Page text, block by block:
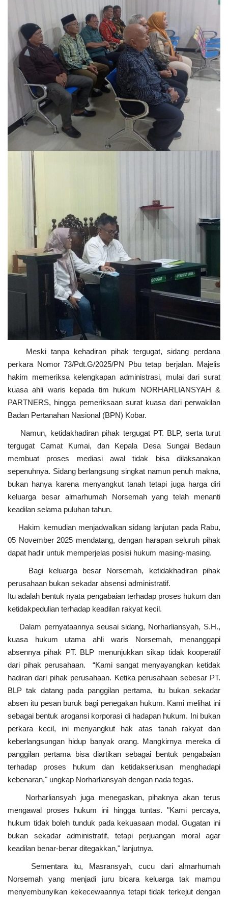
Meski tanpa kehadiran pihak tergugat, sidang perdana
perkara Nomor 73/Pdt.G/2025/PN Pbu tetap berjalan. Majelis
hakim memeriksa kelengkapan administrasi, mulai dari surat
kuasa ahli waris kepada tim hukum NORHARLIANSYAH &
PARTNERS, hingga pemeriksaan surat kuasa dari perwakilan
Badan Pertanahan Nasional (BPN) Kobar.
Namun, ketidakhadiran pihak tergugat PT. BLP, serta turut
tergugat Camat Kumai, dan Kepala Desa Sungai Bedaun
membuat proses mediasi awal tidak bisa dilaksanakan
sepenuhnya. Sidang berlangsung singkat namun penuh makna,
bukan hanya karena menyangkut tanah tetapi juga harga diri
keluarga besar almarhumah Norsemah yang telah menanti
keadilan selama puluhan tahun.
Hakim kemudian menjadwalkan sidang lanjutan pada Rabu,
05 November 2025 mendatang, dengan harapan seluruh pihak
dapat hadir untuk memperjelas posisi hukum masing-masing.
Bagi keluarga besar Norsemah, ketidakhadiran pihak
perusahaan bukan sekadar absensi administratif.
Itu adalah bentuk nyata pengabaian terhadap proses hukum dan
ketidakpedulian terhadap keadilan rakyat kecil.
Dalam pernyataannya seusai sidang, Norharliansyah, S.H.,
kuasa hukum utama ahli waris Norsemah, menanggapi
absennya pihak PT. BLP menunjukkan sikap tidak kooperatif
dari pihak perusahaan. “Kami sangat menyayangkan ketidak
hadiran dari pihak perusahaan. Ketika perusahaan sebesar PT.
BLP tak datang pada panggilan pertama, itu bukan sekadar
absen itu pesan buruk bagi penegakan hukum. Kami melihat ini
sebagai bentuk arogansi korporasi di hadapan hukum. Ini bukan
perkara kecil, ini menyangkut hak atas tanah rakyat dan
keberlangsungan hidup banyak orang. Mangkirnya mereka di
panggilan pertama bisa diartikan sebagai bentuk pengabaian
terhadap proses hukum dan ketidakseriusan menghadapi
kebenaran," ungkap Norharliansyah dengan nada tegas.
Norharliansyah juga menegaskan, pihaknya akan terus
mengawal proses hukum ini hingga tuntas. "Kami percaya,
hukum tidak boleh tunduk pada kekuasaan modal. Gugatan ini
bukan sekadar administratif, tetapi perjuangan moral agar
keadilan benar-benar ditegakkan," lanjutnya.
Sementara itu, Masransyah, cucu dari almarhumah
Norsemah yang menjadi juru bicara keluarga tak mampu
menyembunyikan kekecewaannya tetapi tidak terkejut dengan